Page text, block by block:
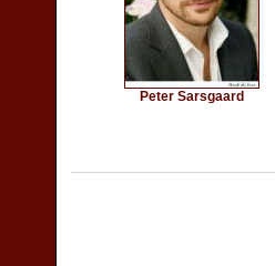
Peter Sarsgaard